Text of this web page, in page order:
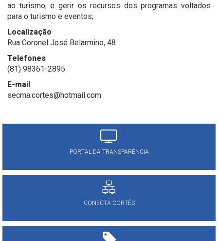
ao turismo; e gerir os recursos dos programas voltados
para o turismo e eventos;
Localização
Rua Coronel José Belarmino, 48
Telefones
(81) 98361-2895
E-mail
secma.cortes@hotmail.com
PORTAL DA TRANSPARÊNCIA
CONECTA CORTÊS